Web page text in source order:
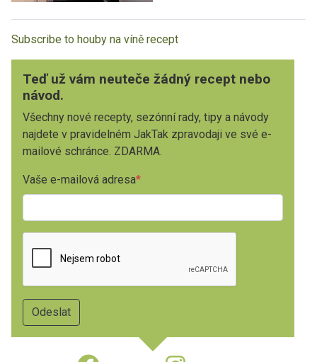
Subscribe to houby na víně recept
Teď už vám neuteče žádný recept nebo
návod.
Všechny nové recepty, sezónní rady, tipy a návody
najdete v pravidelném JakTak zpravodaji ve své e-
mailové schránce. ZDARMA.
Vaše e-mailová adresa